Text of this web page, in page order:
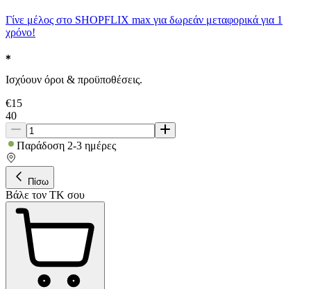
Γίνε μέλος στο SHOPFLIX max για δωρεάν μεταφορικά για 1
χρόνο!
Ισχύουν όροι & προϋποθέσεις.
€15
40
Παράδοση 2-3 ημέρες
Πίσω
Βάλε τον ΤΚ σου